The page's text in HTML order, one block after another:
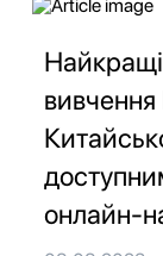
онлайн-